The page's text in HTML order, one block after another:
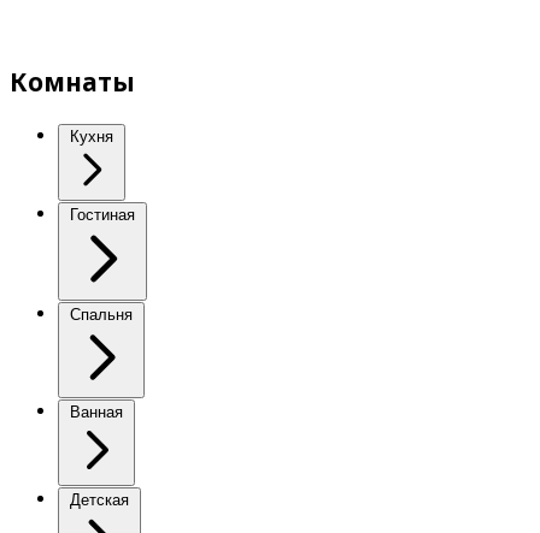
Комнаты
Кухня
Гостиная
Спальня
Ванная
Детская